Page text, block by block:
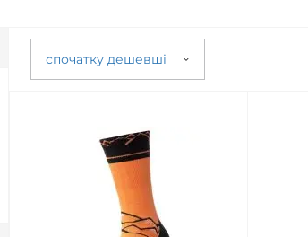
спочатку дешевші